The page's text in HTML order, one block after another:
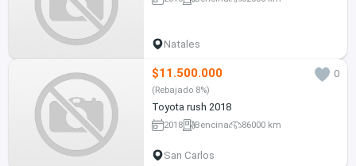
Natales
$11.500.000 0
(Rebajado 8%)
Toyota rush 2018
2018 Bencina 86000 km
San Carlos